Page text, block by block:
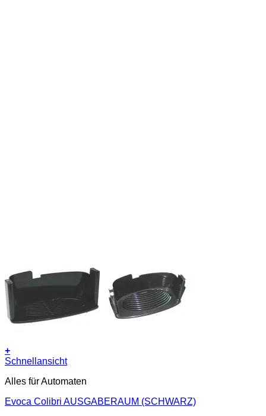
+
Schnellansicht
Alles für Automaten
Evoca Colibri AUSGABERAUM (SCHWARZ)